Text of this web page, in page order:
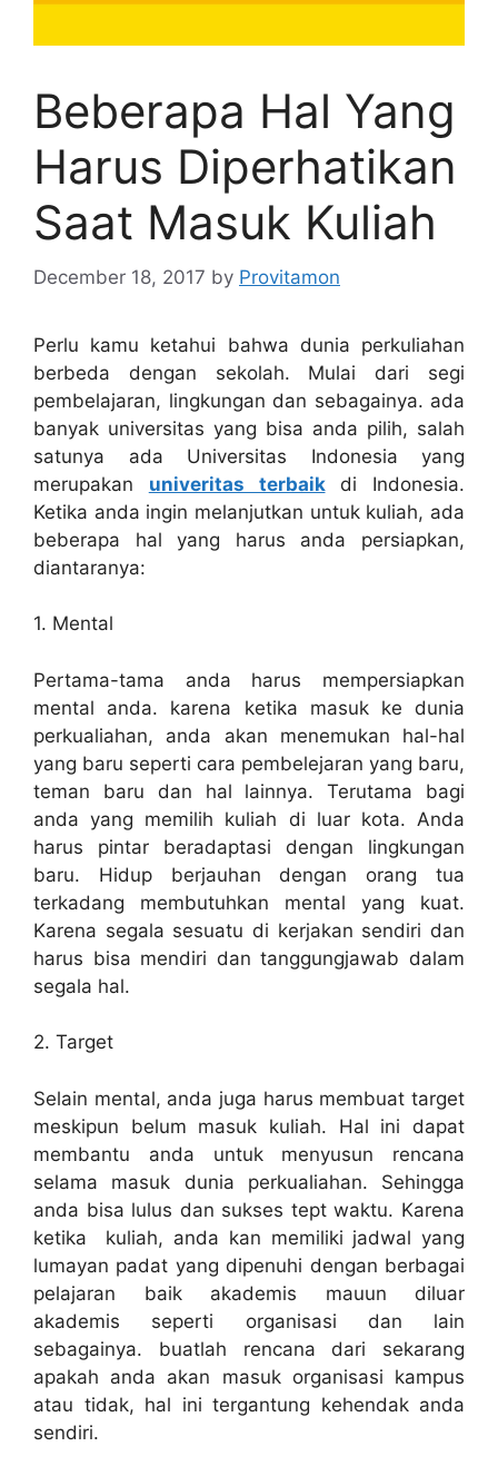
Beberapa Hal Yang
Harus Diperhatikan
Saat Masuk Kuliah
December 18, 2017 by Provitamon
Perlu kamu ketahui bahwa dunia perkuliahan
berbeda dengan sekolah. Mulai dari segi
pembelajaran, lingkungan dan sebagainya. ada
banyak universitas yang bisa anda pilih, salah
satunya ada Universitas Indonesia yang
merupakan univeritas terbaikdi Indonesia.
Ketika anda ingin melanjutkan untuk kuliah, ada
beberapa hal yang harus anda persiapkan,
diantaranya:
1. Mental
Pertama-tama anda harus mempersiapkan
mental anda. karena ketika masuk ke dunia
perkualiahan, anda akan menemukan hal-hal
yang baru seperti cara pembelejaran yang baru,
teman baru dan hal lainnya. Terutama bagi
anda yang memilih kuliah di luar kota. Anda
harus pintar beradaptasi dengan lingkungan
baru. Hidup berjauhan dengan orang tua
terkadang membutuhkan mental yang kuat.
Karena segala sesuatu di kerjakan sendiri dan
harus bisa mendiri dan tanggungjawab dalam
segala hal.
2. Target
Selain mental, anda juga harus membuat target
meskipun belum masuk kuliah. Hal ini dapat
membantu anda untuk menyusun rencana
selama masuk dunia perkualiahan. Sehingga
anda bisa lulus dan sukses tept waktu. Karena
ketika kuliah, anda kan memiliki jadwal yang
lumayan padat yang dipenuhi dengan berbagai
pelajaran baik akademis mauun diluar
akademis seperti organisasi dan lain
sebagainya. buatlah rencana dari sekarang
apakah anda akan masuk organisasi kampus
atau tidak, hal ini tergantung kehendak anda
sendiri.